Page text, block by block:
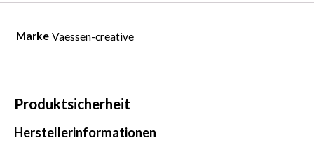
Marke Vaessen-creative
Produktsicherheit
Herstellerinformationen